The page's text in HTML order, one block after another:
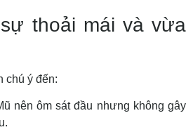
thoải mái và vừa
chú ý đến:
nên ôm sát đầu nhưng không gây